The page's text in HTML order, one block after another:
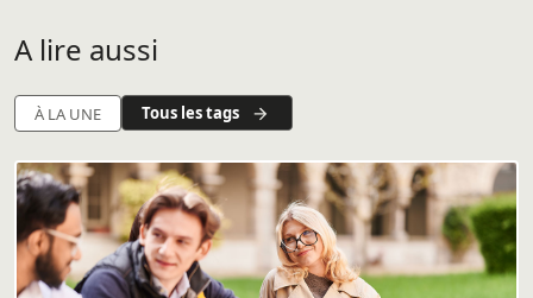
A lire aussi
À LA UNE Tous les tags